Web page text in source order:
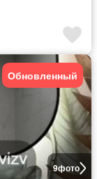
9фото
Обновленный